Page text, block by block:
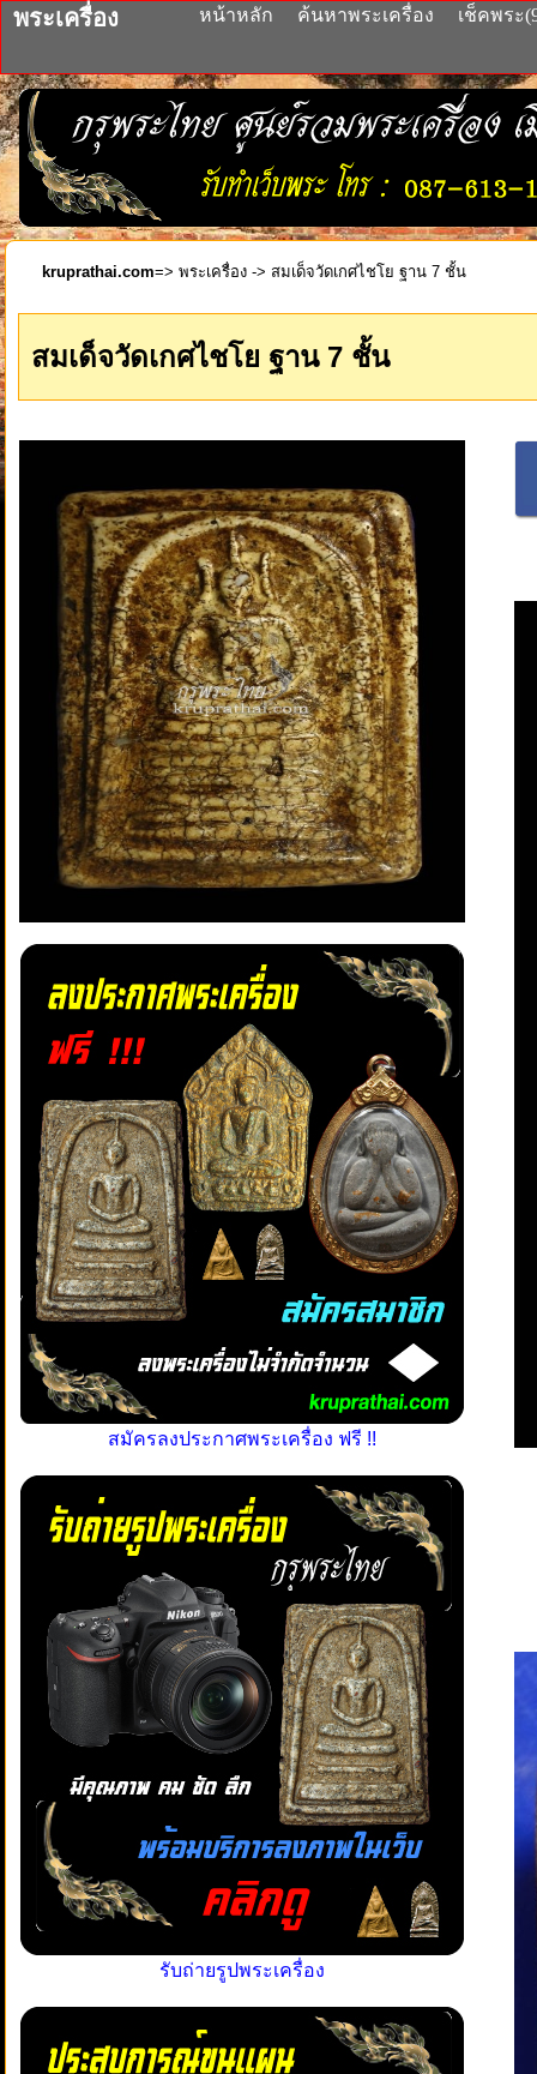
พระเครื่อง หน้าหลัก ค้นหาพระเครื่อง เช็คพระ
kruprathai.com=> พระเครื่อง -> สมเด็จวัดเกศไชโย ฐาน 7 ชั้น
สมเด็จวัดเกศไชโย ฐาน 7 ชั้น
สมัครลงประกาศพระเครื่อง ฟรี !!
รับถ่ายรูปพระเครื่อง